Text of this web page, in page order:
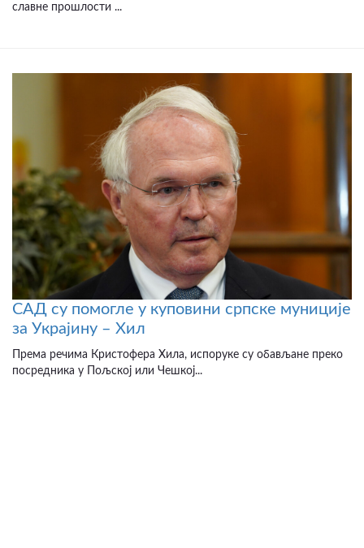
славне прошлости ...
САД су помогле у куповини српске муниције
за Украјину – Хил
Према речима Кристофера Хила, испоруке су обављане преко
посредника у Пољској или Чешкој...